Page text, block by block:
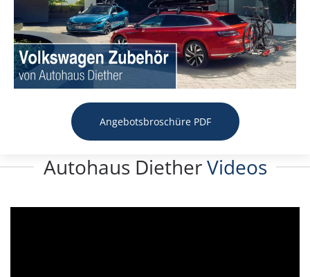
Angebotsbroschüre PDF
Autohaus DietherVideos